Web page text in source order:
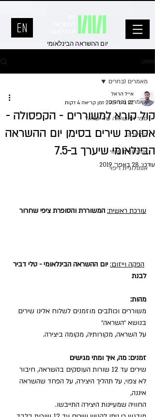
יום ההשראה הבינלאומי
פוסט
מאמרים נבחרים
ספר ההשראה של ישראל
הקהילה
אנתולוגיית שינוי
אנתולוגיית ריפוי
מאמרים נבחרים
קול קורא למשוררים - הקפסולה -
אסופת שירים בסימן יום ההשראה
הבינלאומי שיערך ב-7.5
אייל הראל
22 בינו׳ 2019
זמן קריאה 4 דקות
עודכן: 28 באפר׳ 2019
עורכת ראשית: המשוררת והסופרת ציפי שחרור
הפקה וייזום: יום ההשראה הבינלאומי - טלי דביר
לבנת
מהות:
משוררים וכותבים מוזמנים לשלוח אלינו שירים
בנושא ״השראה״
על השראה, מקורותיה, מקומה ביצירה.
זמנים: מה, איך ומתי מגישים
שירים עד 12 שורות העוסקים בהשראה, חיבור
לא צפוי, על תהליך היצירה, על הפחד שהשראה
איננה,
החוויה שמעיינות היצירה התייבשו.